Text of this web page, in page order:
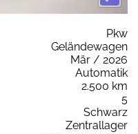
Pkw
Geländewagen
Mär / 2026
Automatik
2.500 km
5
Schwarz
Zentrallager